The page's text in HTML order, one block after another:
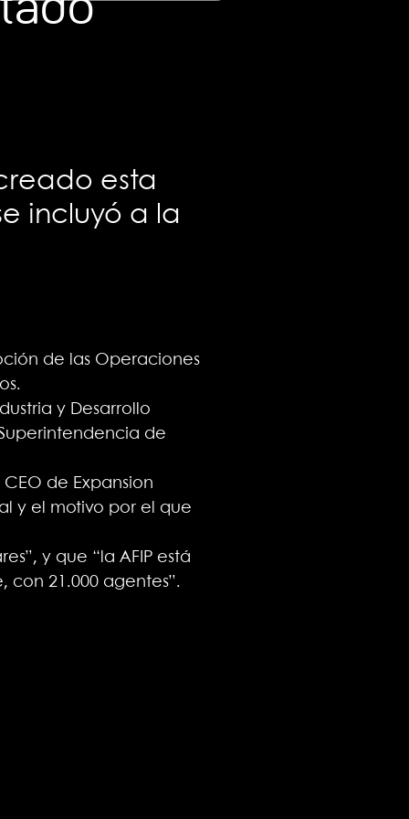
esta
incluyó a la
de las Operaciones
y Desarrollo
de
de Expansion
y el motivo por el que
y que “la AFIP está
21.000 agentes”.